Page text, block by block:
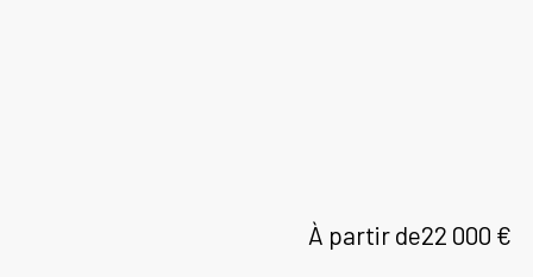
À partir de22 000 €